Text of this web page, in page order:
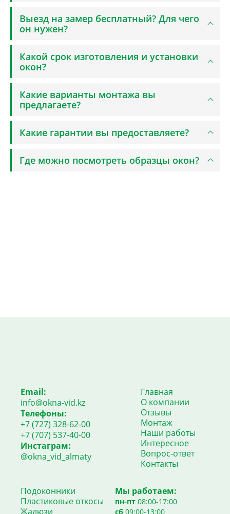
Выезд на замер бесплатный? Для чего
он нужен?
Какой срок изготовления и установки
окон?
Какие варианты монтажа вы
предлагаете?
Какие гарантии вы предоставляете?
Где можно посмотреть образцы окон?
Email:
info@okna-vid.kz
Телефоны:
+7 (727) 328-62-00
+7 (707) 537-40-00
Инстаграм:
@okna_vid_almaty
Главная
О компании
Отзывы
Монтаж
Наши работы
Интересное
Вопрос-ответ
Контакты
Подоконники
Пластиковые откосы
Жалюзи
Мы работаем:
пн-пт 08:00-17:00
сб 09:00-13:00